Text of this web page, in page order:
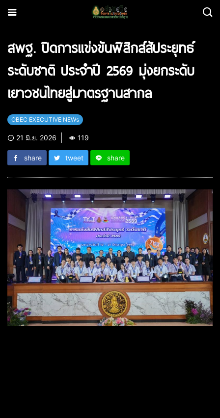
สพฐ. ปิดการแข่งขันฟิสิกส์สัประยุทธ์
ระดับชาติ ประจำปี 2569 มุ่งยกระดับ
เยาวชนไทยสู่มาตรฐานสากล
OBEC EXECUTIVE NEWs
21 มิ.ย. 2026 119
share tweet share